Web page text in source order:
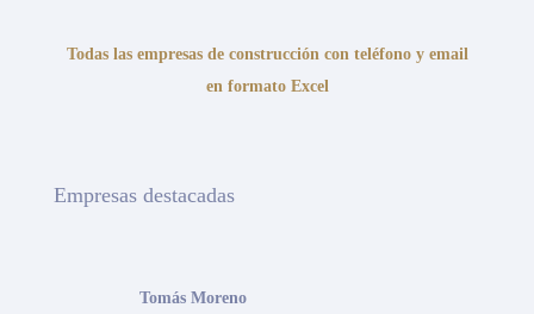
Todas las empresas de construcción con teléfono y email
en formato Excel
Empresas destacadas
Tomás Moreno